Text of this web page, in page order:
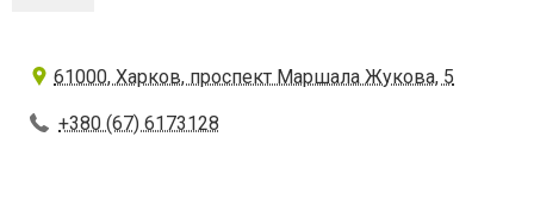
61000, Харков, проспект Маршала Жукова, 5
+380 (67) 6173128